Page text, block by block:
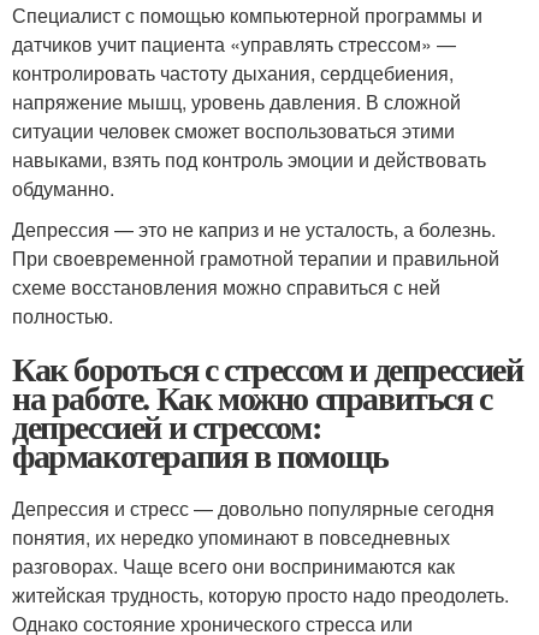
Специалист с помощью компьютерной программы и
датчиков учит пациента «управлять стрессом» —
контролировать частоту дыхания, сердцебиения,
напряжение мышц, уровень давления. В сложной
ситуации человек сможет воспользоваться этими
навыками, взять под контроль эмоции и действовать
обдуманно.
Депрессия — это не каприз и не усталость, а болезнь.
При своевременной грамотной терапии и правильной
схеме восстановления можно справиться с ней
полностью.
Как бороться с стрессом и депрессией
на работе. Как можно справиться с
депрессией и стрессом:
фармакотерапия в помощь
Депрессия и стресс — довольно популярные сегодня
понятия, их нередко упоминают в повседневных
разговорах. Чаще всего они воспринимаются как
житейская трудность, которую просто надо преодолеть.
Однако состояние хронического стресса или